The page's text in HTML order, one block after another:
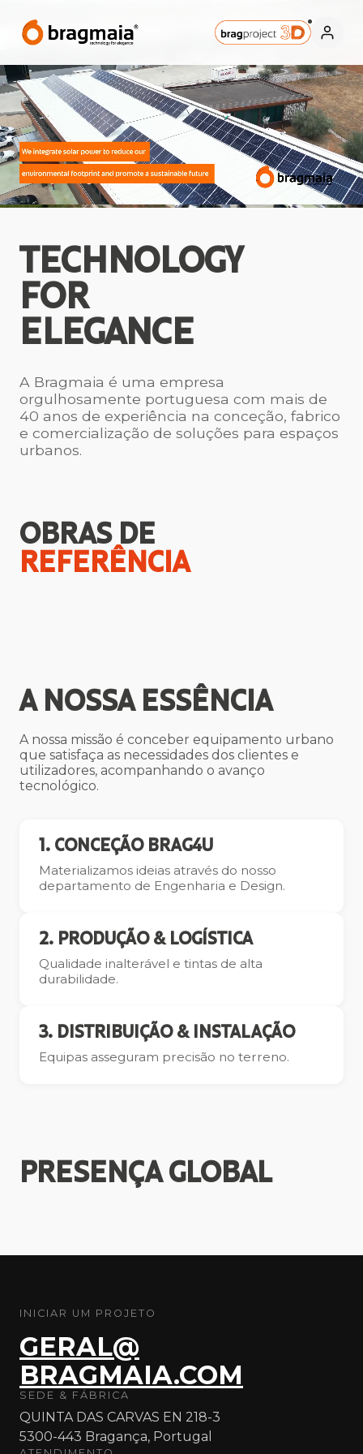
TECHNOLOGY
FOR
ELEGANCE
A Bragmaia é uma empresa
orgulhosamente portuguesa com mais de
40 anos de experiência na conceção, fabrico
e comercialização de soluções para espaços
urbanos.
OBRAS DE
REFERÊNCIA
A NOSSA ESSÊNCIA
A nossa missão é conceber equipamento urbano
que satisfaça as necessidades dos clientes e
utilizadores, acompanhando o avanço
tecnológico.
1. CONCEÇÃO BRAG4U
Materializamos ideias através do nosso
departamento de Engenharia e Design.
2. PRODUÇÃO & LOGÍSTICA
Qualidade inalterável e tintas de alta
durabilidade.
3. DISTRIBUIÇÃO & INSTALAÇÃO
Equipas asseguram precisão no terreno.
PRESENÇA GLOBAL
INICIAR UM PROJETO
GERAL@
BRAGMAIA.COM
SEDE & FÁBRICA
QUINTA DAS CARVAS EN 218-3
5300-443 Bragança, Portugal